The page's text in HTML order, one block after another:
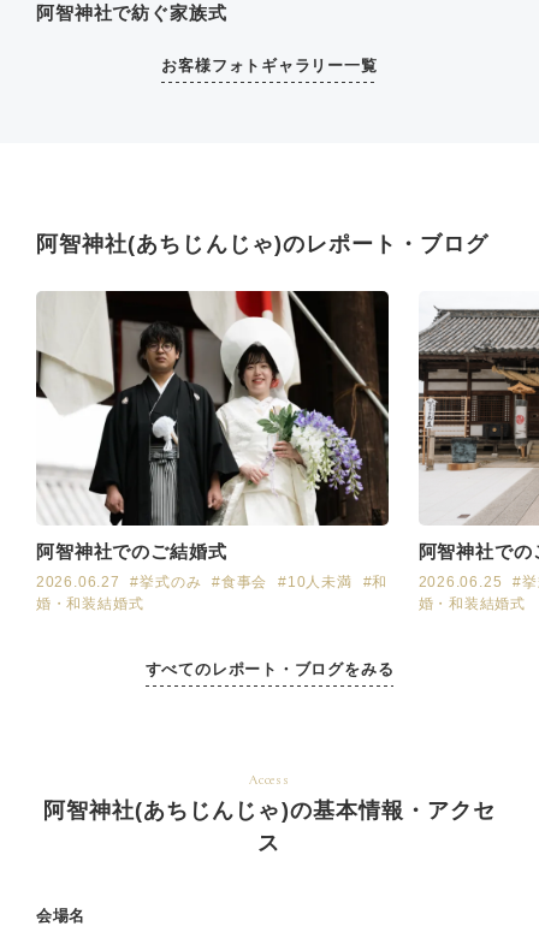
阿智神社で紡ぐ家族式
お客様フォトギャラリー一覧
阿智神社(あちじんじゃ)のレポート・ブログ
すべてのレポート・ブログをみる
阿智神社でのご結婚式
2026.06.27 #挙式のみ #食事会 #10人未満
#和
婚・和装結婚式
阿智神社での
2026.06.25
#
婚・和装結婚式
Access
阿智神社(あちじんじゃ)の基本情報・アクセ
ス
会場名